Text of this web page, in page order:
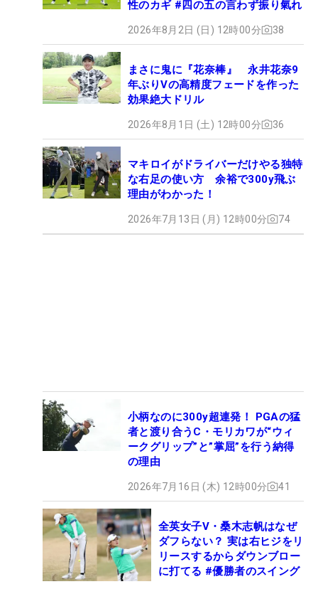
性のカギ #四の五の言わず振り氣れ
2026年8月2日 (日) 12時00分 38
まさに鬼に『花奈棒』 永井花奈9
年ぶりVの高精度フェードを作った
効果絶大ドリル
2026年8月1日 (土) 12時00分 36
マキロイがドライバーだけやる独特
な右足の使い方 余裕で300y飛ぶ
理由がわかった！
2026年7月13日 (月) 12時00分 74
小柄なのに300y超連発！ PGAの猛
者と渡り合うC・モリカワが“ウィ
ークグリップ”と”掌屈”を行う納得
の理由
2026年7月16日 (木) 12時00分 41
全英女子V・桑木志帆はなぜ
ダフらない？ 実は右ヒジをリ
リースするからダウンブロー
に打てる #優勝者のスイング